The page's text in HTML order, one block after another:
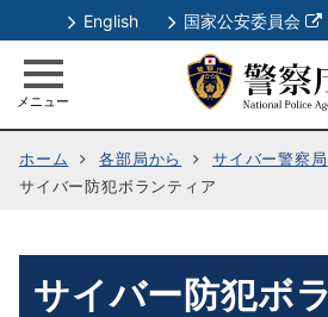
English 国家公安委員会
別
ウ
メニュー
ホーム 各部局から サイバー警察局
サイバー防犯ボランティア
サイバー防犯ボ